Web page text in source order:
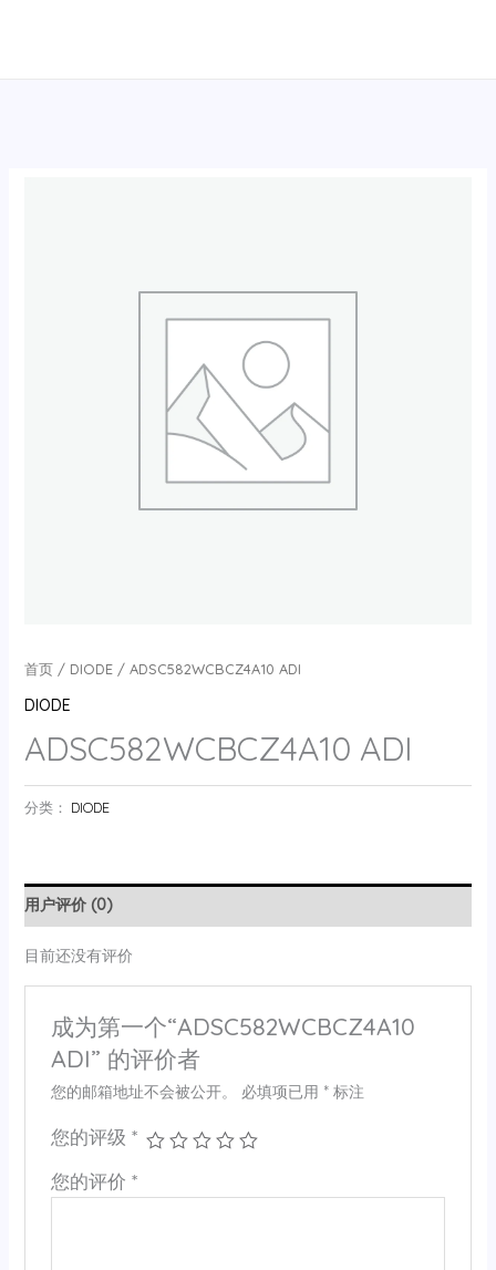
首页/ DIODE/ ADSC582WCBCZ4A10 ADI
DIODE
ADSC582WCBCZ4A10 ADI
分类： DIODE
用户评价 (0)
目前还没有评价
成为第一个“ADSC582WCBCZ4A10
ADI” 的评价者
您的邮箱地址不会被公开。 必填项已用 *标注
您的评级 *
您的评价 *